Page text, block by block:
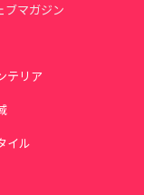
ブマガジン
テリア
イル